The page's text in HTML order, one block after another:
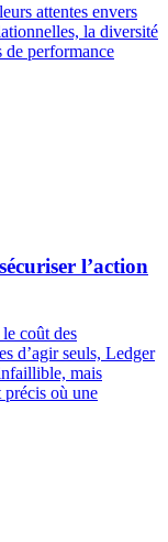
attentes envers
la diversité
de performance
l’action
coût des
d’agir seuls, Ledger
mais
précis où une